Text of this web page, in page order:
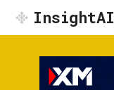
InsightAI